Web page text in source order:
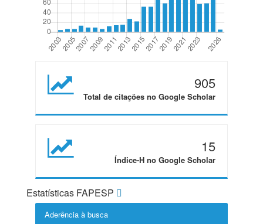
905
Total de citações no Google Scholar
15
Índice-H no Google Scholar
Estatísticas FAPESP
Aderência à busca